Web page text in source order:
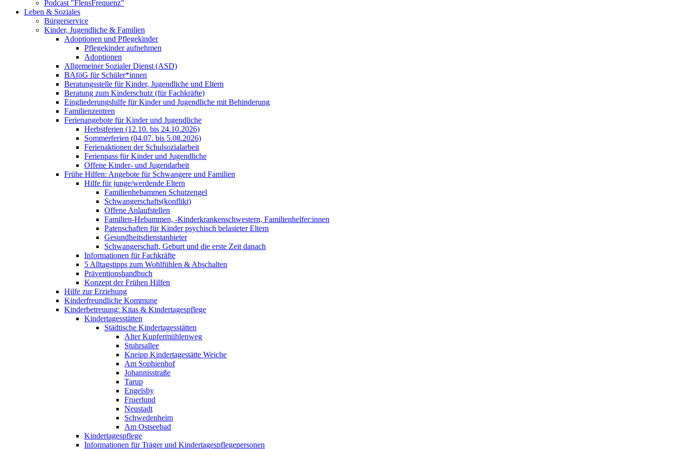
Podcast "FlensFrequenz"
Leben & Soziales
Bürgerservice
Kinder, Jugendliche & Familien
Adoptionen und Pflegekinder
Pflegekinder aufnehmen
Adoptionen
Allgemeiner Sozialer Dienst (ASD)
BAföG für Schüler*innen
Beratungsstelle für Kinder, Jugendliche und Eltern
Beratung zum Kinderschutz (für Fachkräfte)
Eingliederungshilfe für Kinder und Jugendliche mit Behinderung
Familienzentren
Ferienangebote für Kinder und Jugendliche
Herbstferien (12.10. bis 24.10.2026)
Sommerferien (04.07. bis 5.08.2026)
Ferienaktionen der Schulsozialarbeit
Ferienpass für Kinder und Jugendliche
Offene Kinder- und Jugendarbeit
Frühe Hilfen: Angebote für Schwangere und Familien
Hilfe für junge/werdende Eltern
Familienhebammen Schutzengel
Schwangerschafts(konflikt)
Offene Anlaufstellen
Familien-Hebammen, -Kinderkrankenschwestern, Familienhelfer:innen
Patenschaften für Kinder psychisch belasteter Eltern
Gesundheitsdienstanbieter
Schwangerschaft, Geburt und die erste Zeit danach
Informationen für Fachkräfte
5 Alltagstipps zum Wohlfühlen & Abschalten
Präventionshandbuch
Konzept der Frühen Hilfen
Hilfe zur Erziehung
Kinderfreundliche Kommune
Kinderbetreuung: Kitas & Kindertagespflege
Kindertagesstätten
Städtische Kindertagesstätten
Alter Kupfermühlenweg
Stuhrsallee
Kneipp Kindertagestätte Weiche
Am Sophienhof
Johannisstraße
Tarup
Engelsby
Fruerlund
Neustadt
Schwedenheim
Am Ostseebad
Kindertagespflege
Informationen für Träger und Kindertagespflegepersonen